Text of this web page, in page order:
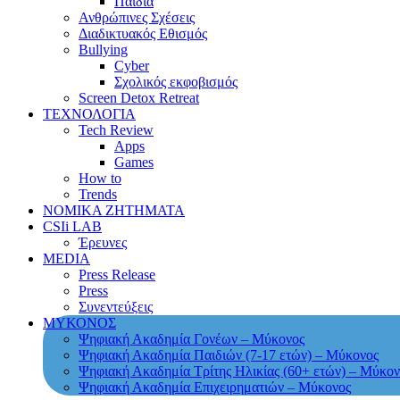
Ανθρώπινες Σχέσεις
Διαδικτυακός Εθισμός
Bullying
Cyber
Σχολικός εκφοβισμός
Screen Detox Retreat
ΤΕΧΝΟΛΟΓΙΑ
Tech Review
Apps
Games
How to
Trends
ΝΟΜΙΚΑ ΖΗΤΗΜΑΤΑ
CSIi LAB
Έρευνες
MEDIA
Press Release
Press
Συνεντεύξεις
ΜΥΚΟΝΟΣ
Ψηφιακή Ακαδημία Γονέων – Μύκονος
Ψηφιακή Ακαδημία Παιδιών (7-17 ετών) – Μύκονος
Ψηφιακή Ακαδημία Τρίτης Ηλικίας (60+ ετών) –
Ψηφιακή Ακαδημία Επιχειρηματιών – Μύκονος